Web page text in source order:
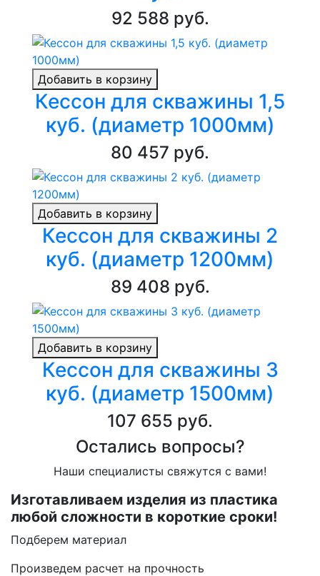
92 588 руб.
Добавить в корзину
Кессон для скважины 1,5
куб. (диаметр 1000мм)
80 457 руб.
Добавить в корзину
Кессон для скважины 2
куб. (диаметр 1200мм)
89 408 руб.
Добавить в корзину
Кессон для скважины 3
куб. (диаметр 1500мм)
107 655 руб.
Остались вопросы?
Наши специалисты свяжутся с вами!
Изготавливаем изделия из пластика
любой сложности в короткие сроки!
Подберем материал
Произведем расчет на прочность